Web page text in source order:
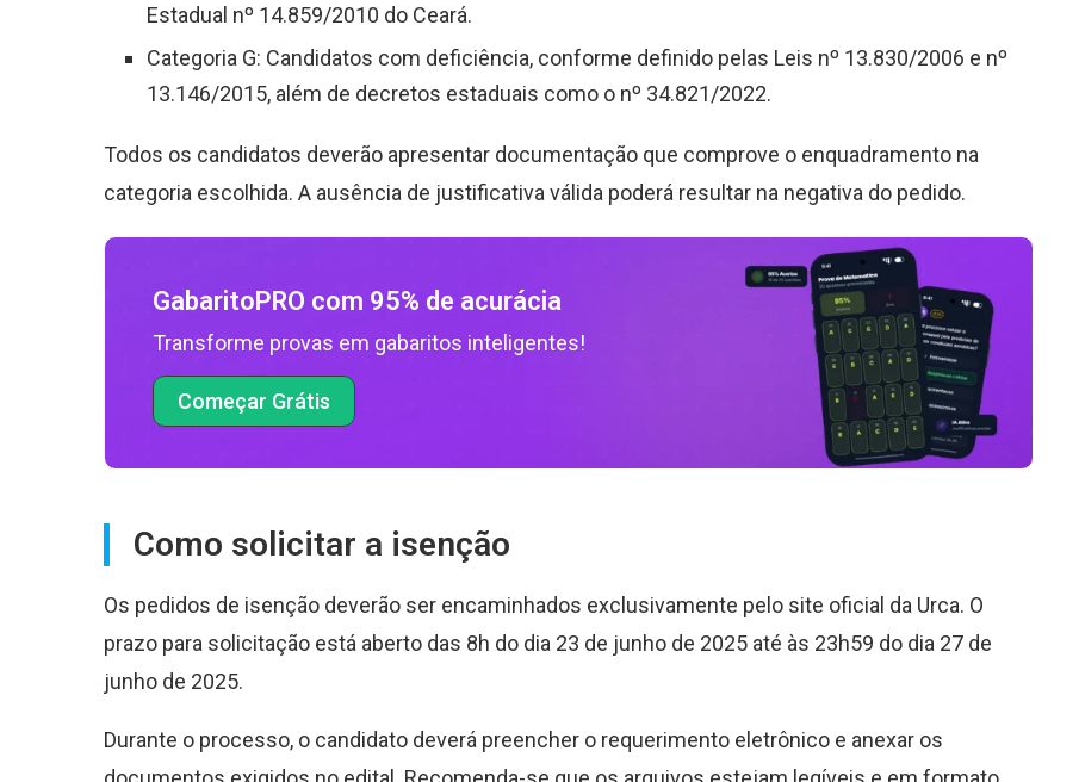
Estadual nº 14.859/2010 do Ceará.
Categoria G: Candidatos com deficiência, conforme definido pelas Leis nº 13.830/2006 e nº
13.146/2015, além de decretos estaduais como o nº 34.821/2022.
Todos os candidatos deverão apresentar documentação que comprove o enquadramento na
categoria escolhida. A ausência de justificativa válida poderá resultar na negativa do pedido.
GabaritoPRO com 95% de acurácia
Transforme provas em gabaritos inteligentes!
Começar Grátis
Como solicitar a isenção
Os pedidos de isenção deverão ser encaminhados exclusivamente pelo site oficial da Urca. O
prazo para solicitação está aberto das 8h do dia 23 de junho de 2025 até às 23h59 do dia 27 de
junho de 2025.
Durante o processo, o candidato deverá preencher o requerimento eletrônico e anexar os